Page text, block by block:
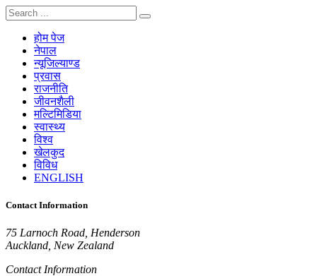
होम पेज
नेपाल
न्यूजिल्याण्ड
प्रवास
राजनीति
जीवनशैली
मल्टिमिडिया
स्वास्थ्य
विश्व
खेलकुद
विविध
ENGLISH
Contact Information
75 Larnoch Road, Henderson
Auckland, New Zealand
Contact Information